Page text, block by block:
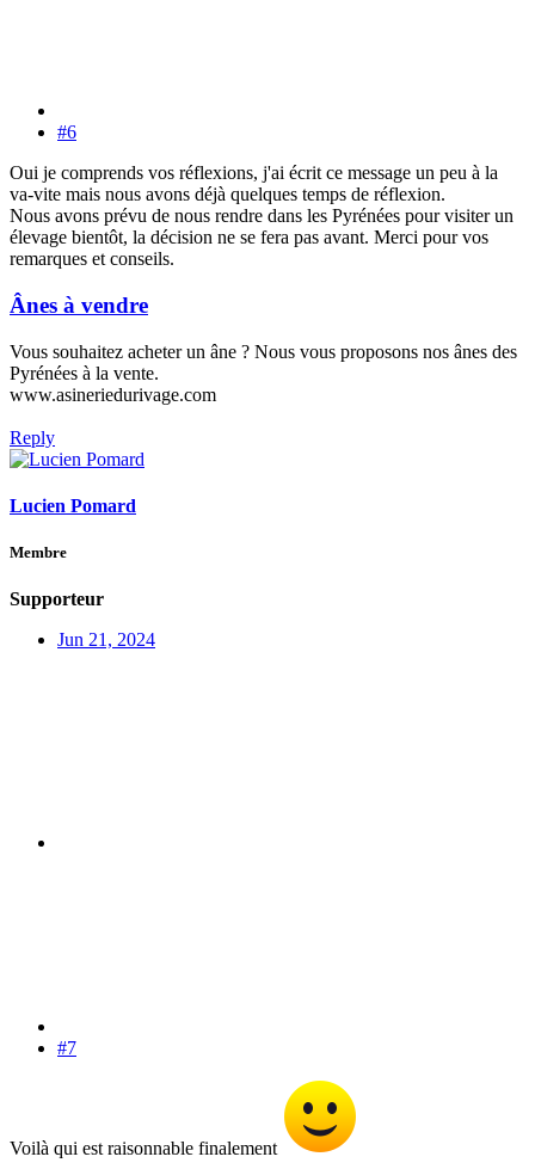
#6
Oui je comprends vos réflexions, j'ai écrit ce message un peu à la
va-vite mais nous avons déjà quelques temps de réflexion.
Nous avons prévu de nous rendre dans les Pyrénées pour visiter un
élevage bientôt, la décision ne se fera pas avant. Merci pour vos
remarques et conseils.
Ânes à vendre
Vous souhaitez acheter un âne ? Nous vous proposons nos ânes des
Pyrénées à la vente.
www.asineriedurivage.com
Reply
Lucien Pomard
Membre
Supporteur
Jun 21, 2024
#7
Voilà qui est raisonnable finalement